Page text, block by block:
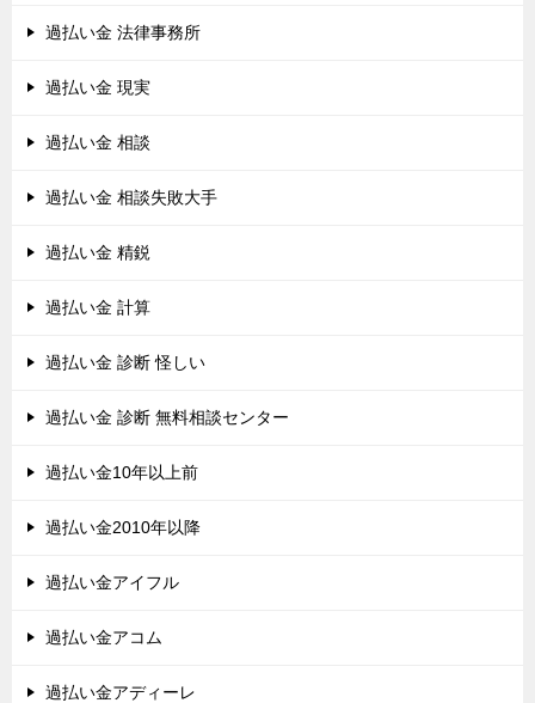
過払い金 法律事務所
過払い金 現実
過払い金 相談
過払い金 相談失敗大手
過払い金 精鋭
過払い金 計算
過払い金 診断 怪しい
過払い金 診断 無料相談センター
過払い金10年以上前
過払い金2010年以降
過払い金アイフル
過払い金アコム
過払い金アディーレ